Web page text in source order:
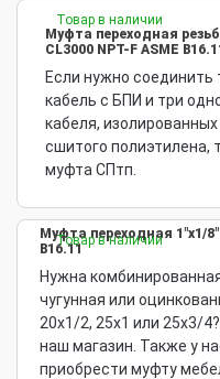
Товар в наличии
Муфта переходная
CL3000 NPT-F ASME
Если нужно соединить
кабель с БПИ и три
кабеля,
сшитого полиэтилена,
муфта СПтп.
Товар в наличии
Муфта переходная 1"х1/8"
B16.11
Нужна
чугунная или
20х1/2, 25х1 или 25х3/
наш магазин. Также у
приобрести муфту